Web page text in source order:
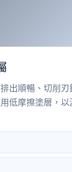
出順暢、切削
低摩擦塗層，